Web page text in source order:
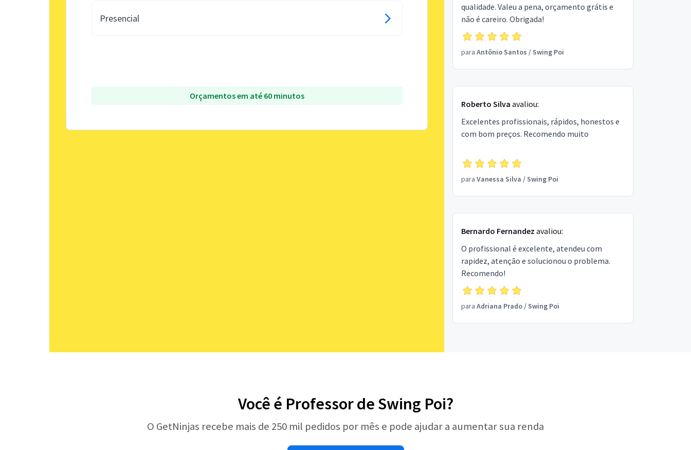
Presencial
Orçamentos em até 60 minutos
qualidade. Valeu a pena, orçamento grátis e
não é careiro. Obrigada!
para Antônio Santos /Swing Poi
Roberto Silva avaliou:
Excelentes profissionais, rápidos, honestos e
com bom preços. Recomendo muito
para Vanessa Silva /Swing Poi
Bernardo Fernandez avaliou:
O profissional é excelente, atendeu com
rapidez, atenção e solucionou o problema.
Recomendo!
para Adriana Prado/Swing Poi
Você é Professor de Swing Poi?
O GetNinjas recebe mais de 250 mil pedidos por mês e pode ajudar a aumentar sua renda